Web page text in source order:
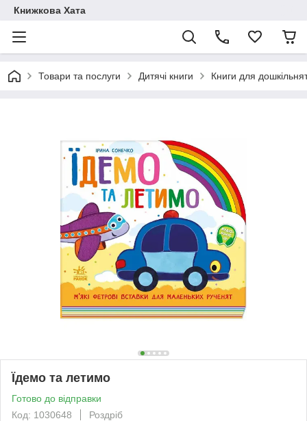
Книжкова Хата
Товари та послуги Дитячі книги Книги для
Їдемо та летимо
Готово до відправки
Код: 1030648
Роздріб